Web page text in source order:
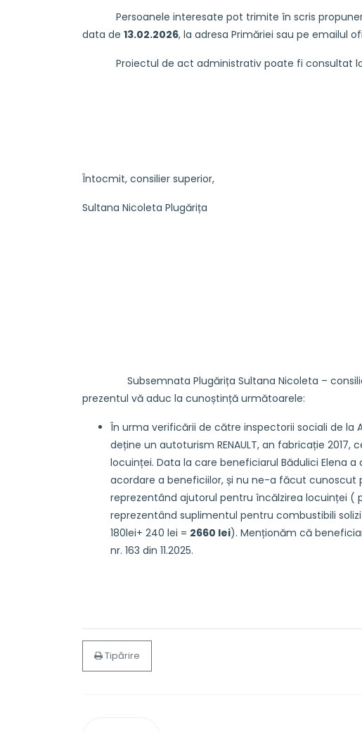
Persoanele interesate pot trimite în scris propuneri,
data de 13.02.2026, la adresa Primăriei sau pe emailul
Proiectul de act administrativ poate fi consultat la
Întocmit, consilier superior,
Sultana Nicoleta Plugărița
Subsemnata Plugărița Sultana Nicoleta – consilier
prezentul vă aduc la cunoștință următoarele:
În urma verificării de către inspectorii sociali de la
deține un autoturism RENAULT, an fabricație
locuinței. Data la care beneficiarul Bădulici Elena
acordare a beneficiilor, și nu ne-a făcut
reprezentând ajutorul pentru încălzirea locuinței (
reprezentând suplimentul pentru combustibili
180lei+ 240 lei = 2660 lei). Menționăm că
nr. 163 din 11.2025.
Tipărire